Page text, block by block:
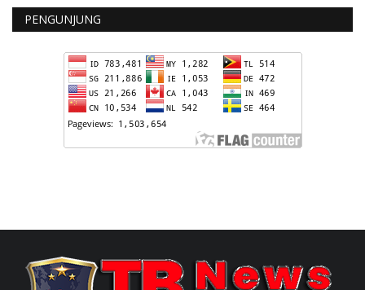
PENGUNJUNG